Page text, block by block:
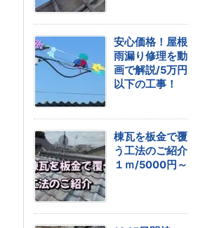
安心価格！屋根
雨漏り修理を動
画で解説/5万円
以下の工事！
棟瓦を板金で覆
う工法のご紹介
１ｍ/5000円～